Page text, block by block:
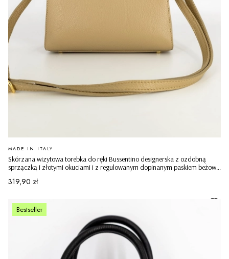
Skórzana wizytowa torebka do ręki Bussentino designerska z ozdobną
sprzączką i złotymi okuciami i z regulowanym dopinanym paskiem beżowa
PRODUCENT
MADE IN ITALY
Cena
319,90 zł
Bestseller